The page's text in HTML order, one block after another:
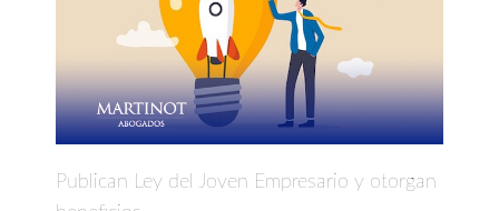
Publican Ley del Joven Empresario y otorgan